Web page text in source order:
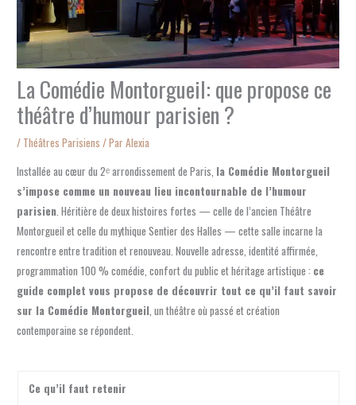
La Comédie Montorgueil: que propose ce
théâtre d’humour parisien ?
/ Théâtres Parisiens / ParAlexia
Installée au cœur du 2ᵉ arrondissement de Paris, la Comédie Montorgueil
s’impose comme un nouveau lieu incontournable de l’humour
parisien . Héritière de deux histoires fortes — celle de l’ancien Théâtre
Montorgueil et celle du mythique Sentier des Halles — cette salle incarne la
rencontre entre tradition et renouveau. Nouvelle adresse, identité affirmée,
programmation 100 % comédie, confort du public et héritage artistique : ce
guide complet vous propose de découvrir tout ce qu’il faut savoir
sur la Comédie Montorgueil , un théâtre où passé et création
contemporaine se répondent.
Ce qu’il faut retenir